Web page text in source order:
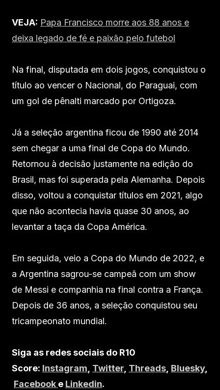
VEJA: Papa Francisco morre aos 88 anos e
deixa legado de fé e paixão pelo futebol
Na final, disputada em dois jogos, conquistou o
título ao vencer o Nacional, do Paraguai, com
um gol de pênalti marcado por Ortigoza.
Já a seleção argentina ficou de 1990 até 2014
sem chegar a uma final de Copa do Mundo.
Retornou à decisão justamente na edição do
Brasil, mas foi superada pela Alemanha. Depois
disso, voltou a conquistar títulos em 2021, algo
que não acontecia havia quase 30 anos, ao
levantar a taça da Copa América.
Em seguida, veio a Copa do Mundo de 2022, e
a Argentina sagrou-se campeã com um show
de Messi e companhia na final contra a França.
Depois de 36 anos, a seleção conquistou seu
tricampeonato mundial.
Siga as redes sociais do R10
Score: Instagram, Twitter, Threads, Bluesky,
Facebook e Linkedin.